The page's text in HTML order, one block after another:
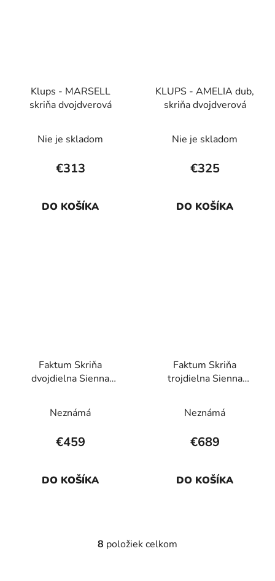
Klups - MARSELL
skriňa dvojdverová
Nie je skladom
€313
DO KOŠÍKA
KLUPS - AMELIA dub,
skriňa dvojdverová
Nie je skladom
€325
DO KOŠÍKA
Faktum Skriňa
dvojdielna Sienna
Neznámá
€459
DO KOŠÍKA
Faktum Skriňa
trojdielna Sienna
Neznámá
€689
DO KOŠÍKA
O
8 položiek celkom